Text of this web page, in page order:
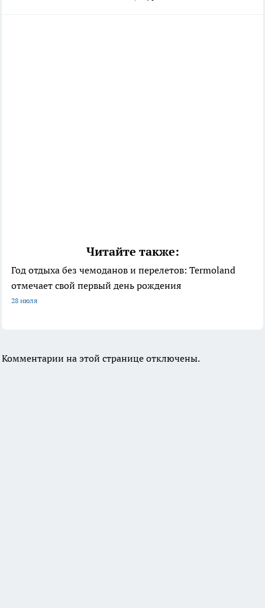
Читайте также:
Год отдыха без чемоданов и перелетов: Termoland
отмечает свой первый день рождения
28 июля
Комментарии на этой странице отключены.